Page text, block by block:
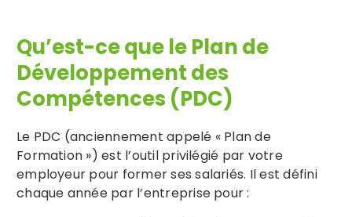
Qu’est-ce que le Plan de
Développement des
Compétences (PDC)
Le PDC (anciennement appelé « Plan de
Formation ») est l’outil privilégié par votre
employeur pour former ses salariés. Il est défini
chaque année par l’entreprise pour :